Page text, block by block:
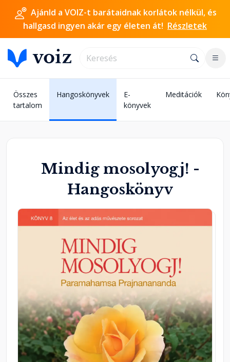
Ajánld a VOIZ-t barátaidnak korlátok nélkül, és
hallgasd ingyen akár egy életen át! Részletek
Összes
tartalom
Hangoskönyvek
E-
könyvek
Meditációk
Mindig mosolyogj! -
Hangoskönyv